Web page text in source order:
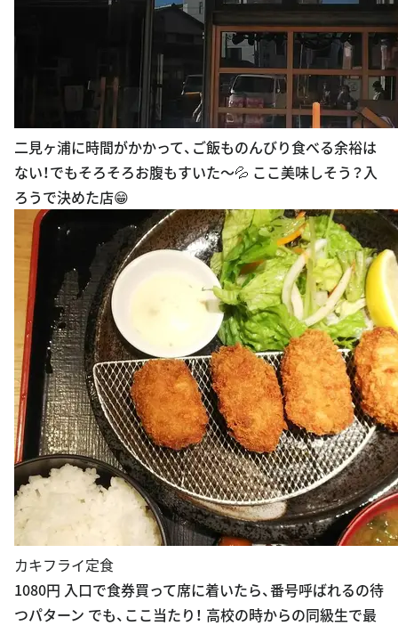
二見ヶ浦に時間がかかって、ご飯ものんびり食べる余裕は
ない！でもそろそろお腹もすいた〜💦 ここ美味しそう？入
ろうで決めた店😁
カキフライ定食
1080円 入口で食券買って席に着いたら、番号呼ばれるの待
つパターン でも、ここ当たり！ 高校の時からの同級生で最